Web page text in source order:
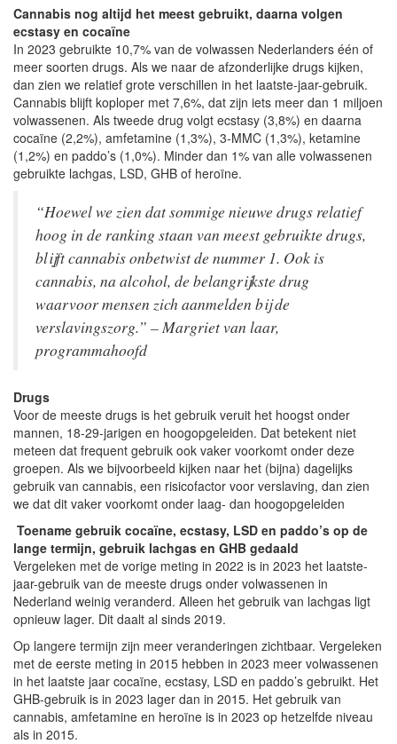
Cannabis nog altijd het meest gebruikt, daarna volgen
ecstasy en cocaïne
In 2023 gebruikte 10,7% van de volwassen Nederlanders één of
meer soorten drugs. Als we naar de afzonderlijke drugs kijken,
dan zien we relatief grote verschillen in het laatste-jaar-gebruik.
Cannabis blijft koploper met 7,6%, dat zijn iets meer dan 1 miljoen
volwassenen. Als tweede drug volgt ecstasy (3,8%) en daarna
cocaïne (2,2%), amfetamine (1,3%), 3-MMC (1,3%), ketamine
(1,2%) en paddo’s (1,0%). Minder dan 1% van alle volwassenen
gebruikte lachgas, LSD, GHB of heroïne.
“Hoewel we zien dat sommige nieuwe drugs relatief
hoog in de ranking staan van meest gebruikte drugs,
blijft cannabis onbetwist de nummer 1. Ook is
cannabis, na alcohol, de belangrijkste drug
waarvoor mensen zich aanmelden bij de
verslavingszorg.” – Margriet van laar,
programmahoofd
Drugs
Voor de meeste drugs is het gebruik veruit het hoogst onder
mannen, 18-29-jarigen en hoogopgeleiden. Dat betekent niet
meteen dat frequent gebruik ook vaker voorkomt onder deze
groepen. Als we bijvoorbeeld kijken naar het (bijna) dagelijks
gebruik van cannabis, een risicofactor voor verslaving, dan zien
we dat dit vaker voorkomt onder laag- dan hoogopgeleiden
Toename gebruik cocaïne, ecstasy, LSD en paddo’s op de
lange termijn, gebruik lachgas en GHB gedaald
Vergeleken met de vorige meting in 2022 is in 2023 het laatste-
jaar-gebruik van de meeste drugs onder volwassenen in
Nederland weinig veranderd. Alleen het gebruik van lachgas ligt
opnieuw lager. Dit daalt al sinds 2019.
Op langere termijn zijn meer veranderingen zichtbaar. Vergeleken
met de eerste meting in 2015 hebben in 2023 meer volwassenen
in het laatste jaar cocaïne, ecstasy, LSD en paddo’s gebruikt. Het
GHB-gebruik is in 2023 lager dan in 2015. Het gebruik van
cannabis, amfetamine en heroïne is in 2023 op hetzelfde niveau
als in 2015.